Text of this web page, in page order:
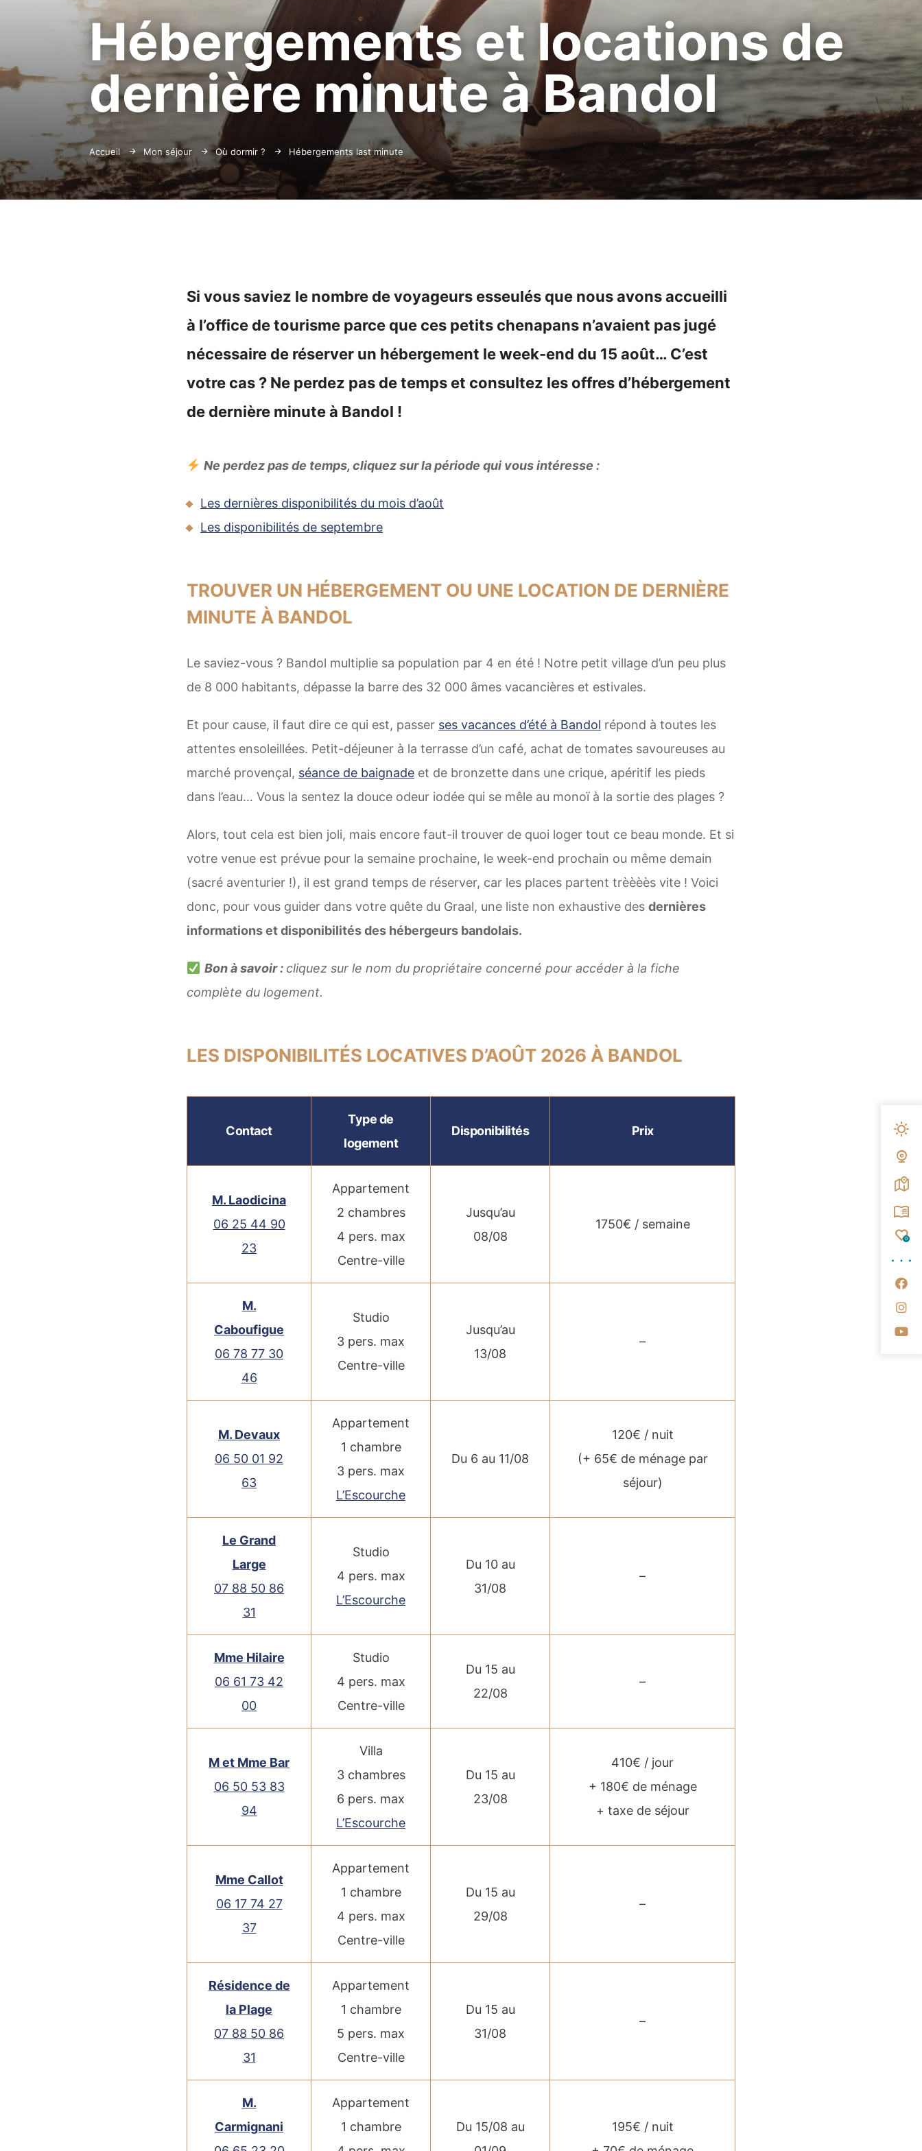
0
Hébergements et locations de
dernière minute à Bandol
Accueil Mon séjour Où dormir ? Hébergements last minute
Si vous saviez le nombre de voyageurs esseulés que nous avons accueilli
à l’office de tourisme parce que ces petits chenapans n’avaient pas jugé
nécessaire de réserver un hébergement le week-end du 15 août… C’est
votre cas ? Ne perdez pas de temps et consultez les offres d’hébergement
de dernière minute à Bandol !
Ne perdez pas de temps, cliquez sur la période qui vous intéresse :
Les dernières disponibilités du mois d’août
Les disponibilités de septembre
TROUVER UN HÉBERGEMENT OU UNE LOCATION DE DERNIÈRE
MINUTE À BANDOL
Le saviez-vous ? Bandol multiplie sa population par 4 en été ! Notre petit village d’un peu plus
de 8 000 habitants, dépasse la barre des 32 000 âmes vacancières et estivales.
Et pour cause, il faut dire ce qui est, passer ses vacances d’été à Bandol répond à toutes les
attentes ensoleillées. Petit-déjeuner à la terrasse d’un café, achat de tomates savoureuses au
marché provençal, séance de baignade et de bronzette dans une crique, apéritif les pieds
dans l’eau… Vous la sentez la douce odeur iodée qui se mêle au monoï à la sortie des plages ?
Alors, tout cela est bien joli, mais encore faut-il trouver de quoi loger tout ce beau monde. Et si
votre venue est prévue pour la semaine prochaine, le week-end prochain ou même demain
(sacré aventurier !), il est grand temps de réserver, car les places partent trèèèès vite ! Voici
donc, pour vous guider dans votre quête du Graal, une liste non exhaustive des dernières
informations et disponibilités des hébergeurs bandolais.
Bon à savoir : cliquez sur le nom du propriétaire concerné pour accéder à la fiche
complète du logement.
LES DISPONIBILITÉS LOCATIVES D’AOÛT 2026 À BANDOL
Contact
Type de
logement
Disponibilités Prix
M. Laodicina
06 25 44 90
23
Appartement
2 chambres
4 pers. max
Centre-ville
Jusqu’au
08/08
1750€ / semaine
M.
Caboufigue
06 78 77 30
46
Studio
3 pers. max
Centre-ville
Jusqu’au
13/08
–
M. Devaux
06 50 01 92
63
Appartement
1 chambre
3 pers. max
L’Escourche
Du 6 au 11/08
120€ / nuit
(+ 65€ de ménage par
séjour)
Le Grand
Large
07 88 50 86
31
Studio
4 pers. max
L’Escourche
Du 10 au
31/08
–
Mme Hilaire
06 61 73 42
00
Studio
4 pers. max
Centre-ville
Du 15 au
22/08
–
M et Mme Bar
06 50 53 83
94
Villa
3 chambres
6 pers. max
L’Escourche
Du 15 au
23/08
410€ / jour
+ 180€ de ménage
+ taxe de séjour
Mme Callot
06 17 74 27
37
Appartement
1 chambre
4 pers. max
Centre-ville
Du 15 au
29/08
–
Résidence de
la Plage
07 88 50 86
31
Appartement
1 chambre
5 pers. max
Centre-ville
Du 15 au
31/08
–
M.
Carmignani
Appartement
1 chambre
Du 15/08 au
195€ / nuit